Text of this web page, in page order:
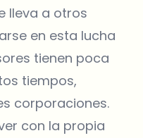
lleva a otros
en esta lucha
tienen poca
tiempos,
corporaciones.
con la propia